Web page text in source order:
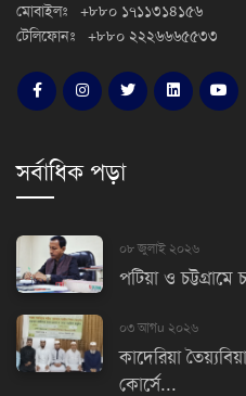
মোবাইলঃ +৮৮০ ১৭১১৩১৪১৫৬
টেলিফোনঃ +৮৮০ ২২২৬৬৬৫৫৩৩
সর্বাধিক পড়া
০৮ জুলাই ২০২৬
পটিয়া ও চট্টগ্রামে
০৩ আগu ২০২৬
কাদেরিয়া
কোর্সে...